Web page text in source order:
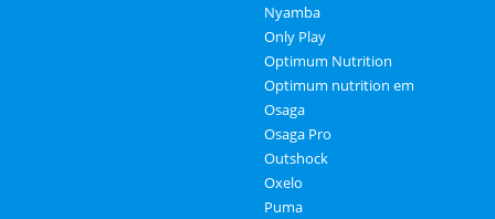
Nyamba
Only Play
Optimum Nutrition
Optimum nutrition em
Osaga
Osaga Pro
Outshock
Oxelo
Puma